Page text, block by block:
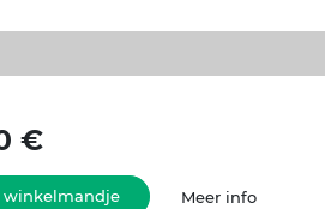
€
winkelmandje Meer info